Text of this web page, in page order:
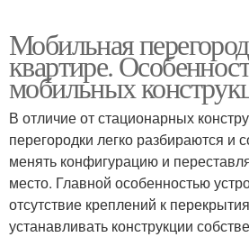
Мобильная
квартире.
мобильных
В отличие от стационарных
перегородки легко разбираются и
менять конфигурацию и
место. Главной особенностью
отсутствие креплений к
устанавливать конструкции